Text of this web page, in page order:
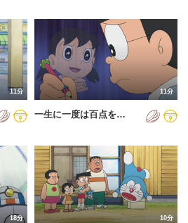
11分 11分
一生に一度は百点を…
18分 10分